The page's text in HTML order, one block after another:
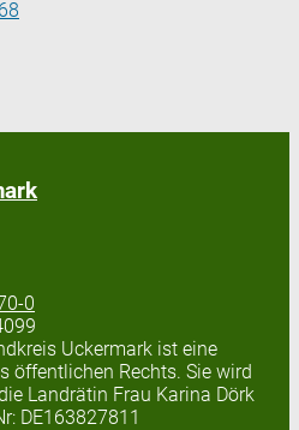
0
Uckermark ist eine
öffentlichen Rechts. Sie wird
Landrätin Frau Karina Dörk
DE163827811